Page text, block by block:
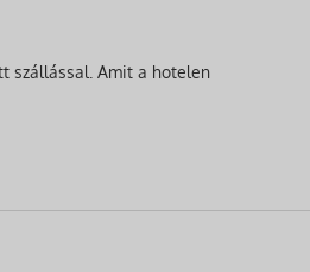
szállással. Amit a hotelen